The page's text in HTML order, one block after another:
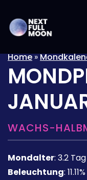
Home»
WACHS-
Mondalter: 3.2 Tag
Beleuchtung: 11.11%